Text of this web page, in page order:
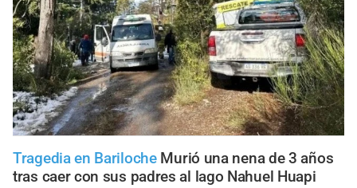
Tragedia en Bariloche Murió una nena de 3 años
tras caer con sus padres al lago Nahuel Huapi